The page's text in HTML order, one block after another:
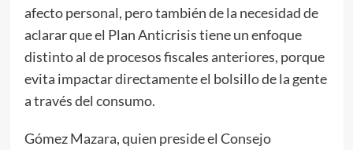
afecto personal, pero también de la necesidad de
aclarar que el Plan Anticrisis tiene un enfoque
distinto al de procesos fiscales anteriores, porque
evita impactar directamente el bolsillo de la gente
a través del consumo.
Gómez Mazara, quien preside el Consejo